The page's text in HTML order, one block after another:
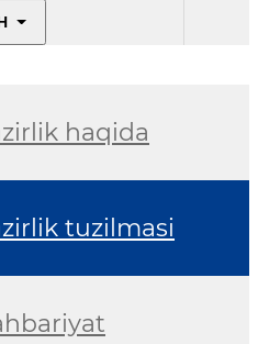
haqida
tuzilmasi